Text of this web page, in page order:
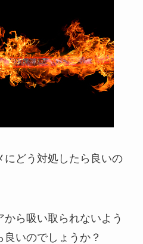
にどう対処したら良いの
ら吸い取られないよう
いのでしょうか？